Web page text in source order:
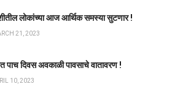
लोकांच्या आज आर्थिक समस्या सुटणार !
21, 2023
पाच दिवस अवकाळी पावसाचे वातावरण !
10, 2023